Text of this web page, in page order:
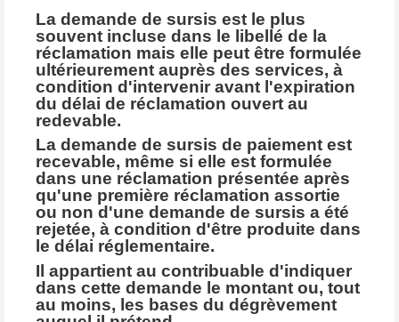
La demande de sursis est le plus
souvent incluse dans le libellé de la
réclamation mais elle peut être formulée
ultérieurement auprès des services, à
condition d'intervenir avant l'expiration
du délai de réclamation ouvert au
redevable.
La demande de sursis de paiement est
recevable, même si elle est formulée
dans une réclamation présentée après
qu'une première réclamation assortie
ou non d'une demande de sursis a été
rejetée, à condition d'être produite dans
le délai réglementaire.
Il appartient au contribuable d'indiquer
dans cette demande le montant ou, tout
au moins, les bases du dégrèvement